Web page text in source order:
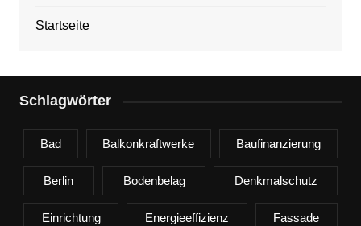
Startseite
Schlagwörter
Bad Balkonkraftwerke Baufinanzierung
Berlin Bodenbelag Denkmalschutz
Einrichtung Energieeffizienz Fassade